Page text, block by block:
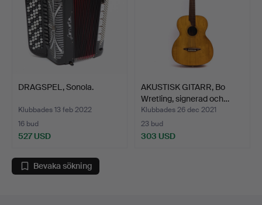
DRAGSPEL, Sonola.
Klubbades 13 feb 2022
16 bud
527 USD
AKUSTISK GITARR, Bo
Wretling, signerad och…
Klubbades 26 dec 2021
23 bud
303 USD
Bevaka sökning